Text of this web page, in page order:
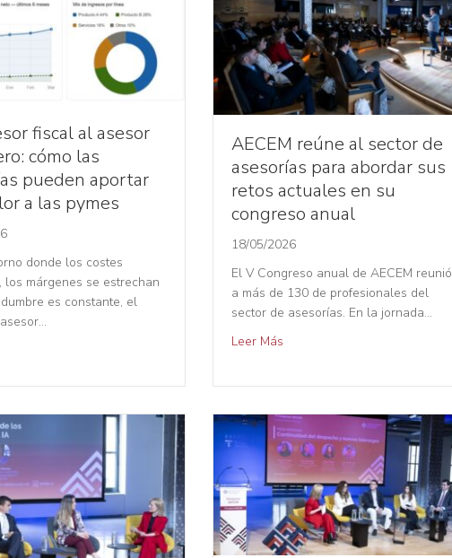
fiscal al asesor
cómo las
pueden aportar
a las pymes
donde los costes
los márgenes se estrechan
es constante, el
AECEM reúne al sector de
asesorías para abordar sus
retos actuales en su
congreso anual
18/05/2026
El V Congreso anual de AECEM reunió
a más de 130 de profesionales del
sector de asesorías. En la jornada…
Leer Más